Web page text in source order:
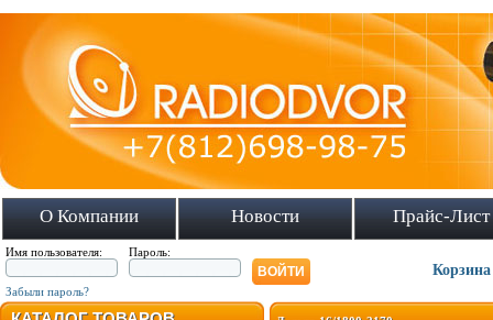
О Компании Новости Прайс-Лист
Имя пользователя: Пароль:
Забыли пароль?
Корзина